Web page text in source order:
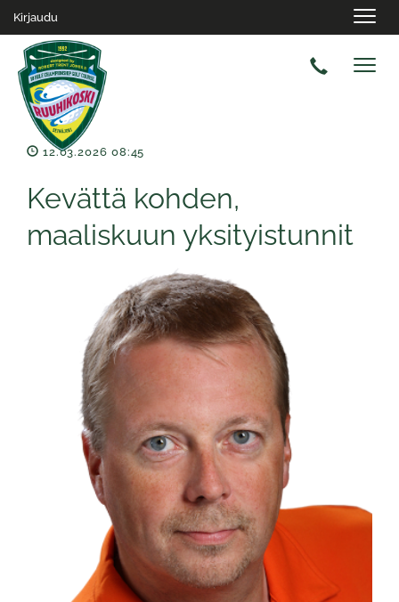
Kirjaudu
12.03.2026 08:45
Kevättä kohden,
maaliskuun yksityistunnit